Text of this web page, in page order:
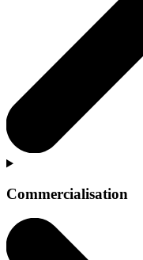
Commercialisation